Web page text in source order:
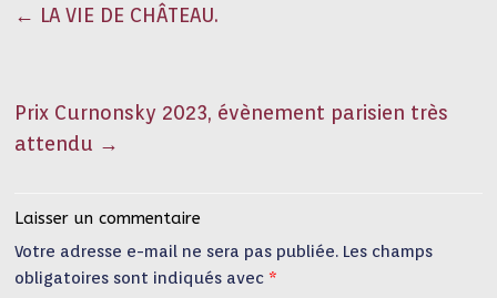
← LA VIE DE CHÂTEAU.
Prix Curnonsky 2023, évènement parisien très
attendu →
Laisser un commentaire
Votre adresse e-mail ne sera pas publiée. Les champs
obligatoires sont indiqués avec *